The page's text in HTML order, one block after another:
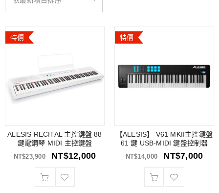
特價
ALESIS RECITAL 主控鍵盤 88
鍵電鋼琴 MIDI 主控鍵盤
NT$23,900 NT$12,000
特價
【ALESIS】 V61 MKII主控鍵盤
61 鍵 USB-MIDI 鍵盤控制器
NT$14,000 NT$7,000